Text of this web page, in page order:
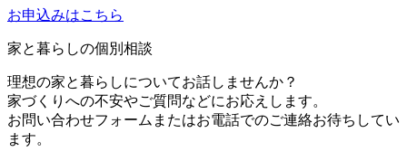
お申込みはこちら
家と暮らしの個別相談
理想の家と暮らしについてお話しませんか？
家づくりへの不安やご質問などにお応えします。
お問い合わせフォームまたはお電話でのご連絡お待ちしてい
ます。